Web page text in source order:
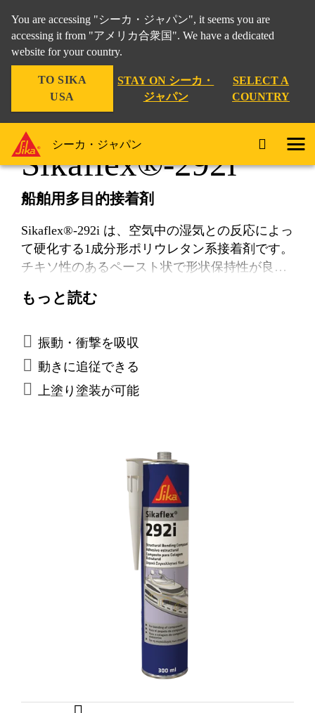
You are accessing "シーカ・ジャパン", it seems you are
accessing it from "アメリカ合衆国". We have a dedicated
website for your country.
TO SIKA
USA
STAY ON シーカ・
ジャパン
SELECT A
COUNTRY
シーカ・ジャパン
Sikaflex®-292i
船舶⽤多⽬的接着剤
Sikaflex®-292i は、空気中の湿気との反応によっ
て硬化する1成分形ポリウレタン系接着剤です。
チキソ性のあるペースト状で形状保持性が良
的強度を発揮します。 Sikaflex®-292i は、国際
もっと読む
振動・衝撃を吸収
動きに追従できる
上塗り塗装が可能